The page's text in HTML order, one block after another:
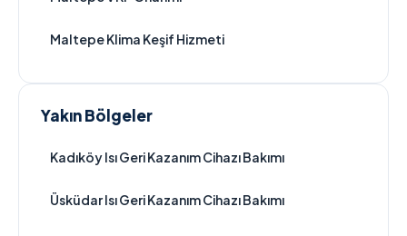
Maltepe Klima Keşif Hizmeti
Yakın Bölgeler
Kadıköy Isı Geri Kazanım Cihazı Bakımı
Üsküdar Isı Geri Kazanım Cihazı Bakımı